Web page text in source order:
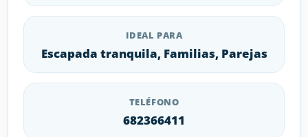
IDEAL PARA
Escapada tranquila, Familias, Parejas
TELÉFONO
682366411